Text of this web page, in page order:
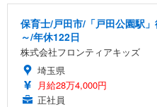
保育士/戸田市/「戸田公園駅
～/年休122日
株式会社フロンティアキッズ
埼玉県
月給28万4,000円
正社員